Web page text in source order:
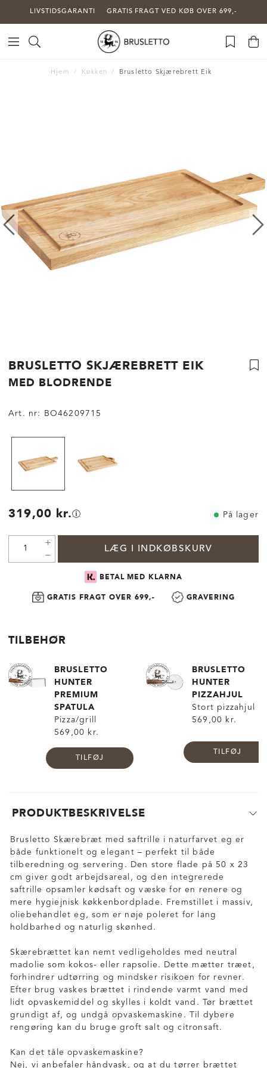
LIVSTIDSGARANTI GRATIS FRAGT VED KØB OVER 699,-
Hjem Køkken Brusletto Skjærebrett Eik
BRUSLETTO SKJÆREBRETT EIK
MED BLODRENDE
Art. nr: BO46209715
319,00 kr. På lager
LÆG I INDKØBSKURV
BETAL MED KLARNA
GRATIS FRAGT OVER 699,- GRAVERING
TILBEHØR
BRUSLETTO
HUNTER
PREMIUM
SPATULA
Pizza/grill
569,00 kr.
TILFØJ
BRUSLETTO
HUNTER
PIZZAHJUL
Stort pizzahjul
569,00 kr.
TILFØJ
PRODUKTBESKRIVELSE
Brusletto Skærebræt med saftrille i naturfarvet eg er
både funktionelt og elegant – perfekt til både
tilberedning og servering. Den store flade på 50 x 23
cm giver godt arbejdsareal, og den integrerede
saftrille opsamler kødsaft og væske for en renere og
mere hygiejnisk køkkenbordplade. Fremstillet i massiv,
oliebehandlet eg, som er nøje poleret for lang
holdbarhed og naturlig skønhed.
Skærebrættet kan nemt vedligeholdes med neutral
madolie som kokos- eller rapsolie. Dette mætter træet,
forhindrer udtørring og mindsker risikoen for revner.
Efter brug vaskes brættet i rindende varmt vand med
lidt opvaskemiddel og skylles i koldt vand. Tør brættet
grundigt af, og undgå opvaskemaskine. Til dybere
rengøring kan du bruge groft salt og citronsaft.
Kan det tåle opvaskemaskine?
Nej, vi anbefaler håndvask, og at du tørrer brættet